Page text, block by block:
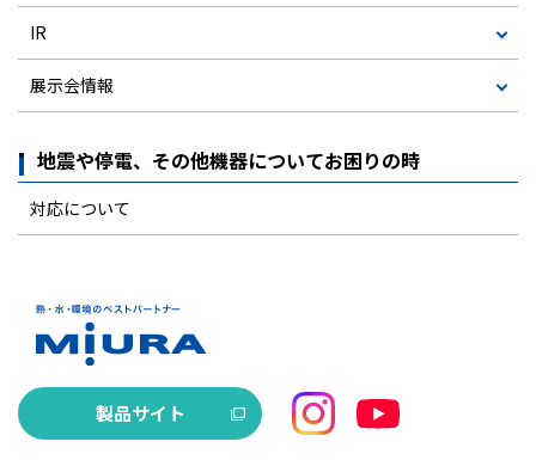
IR
展示会情報
地震や停電、その他機器についてお困りの時
対応について
製品サイト